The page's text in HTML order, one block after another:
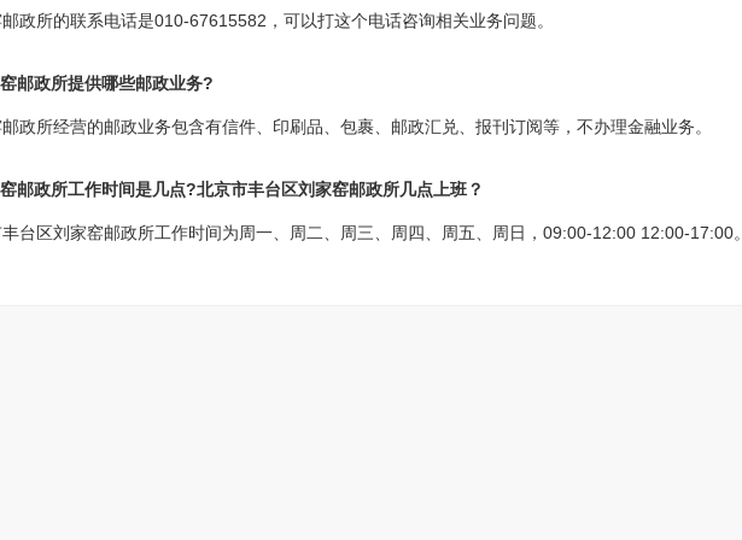
政所的联系电话是010-67615582，可以打这个电话咨询相关业务问题。
邮政所提供哪些邮政业务?
政所经营的邮政业务包含有信件、印刷品、包裹、邮政汇兑、报刊订阅等，不办理金融业务。
邮政所工作时间是几点?北京市丰台区刘家窑邮政所几点上班？
台区刘家窑邮政所工作时间为周一、周二、周三、周四、周五、周日，09:00-12:00 12:00-17:00